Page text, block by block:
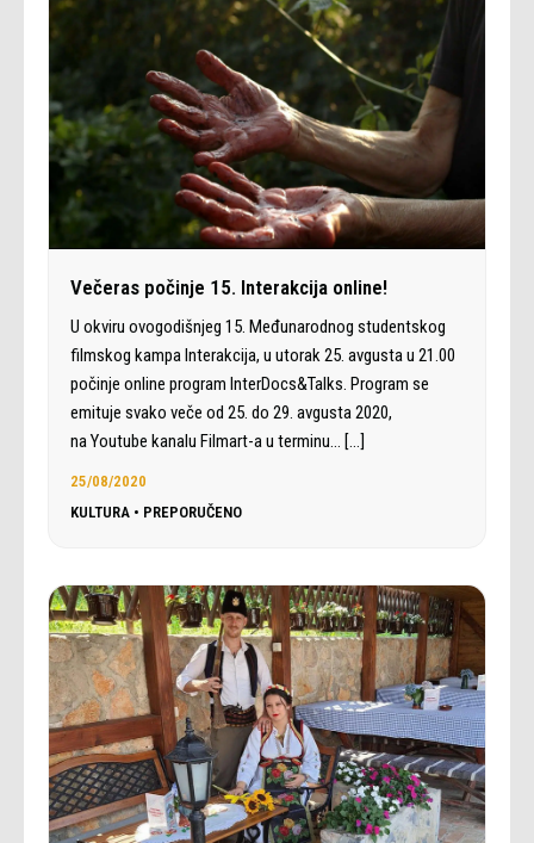
Večeras počinje 15. Interakcija online!
U okviru ovogodišnjeg 15. Međunarodnog studentskog
filmskog kampa Interakcija, u utorak 25. avgusta u 21.00
počinje online program InterDocs&Talks. Program se
emituje svako veče od 25. do 29. avgusta 2020,
na Youtube kanalu Filmart-a u terminu… […]
25/08/2020
KULTURA • PREPORUČENO